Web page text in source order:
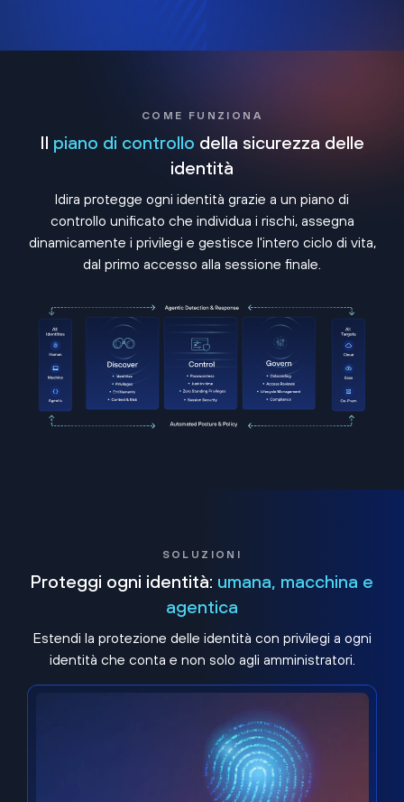
COME FUNZIONA
Il piano di controllo della sicurezza delle
identità
Idira protegge ogni identità grazie a un piano di
controllo unificato che individua i rischi, assegna
dinamicamente i privilegi e gestisce l'intero ciclo di vita,
dal primo accesso alla sessione finale.
SOLUZIONI
Proteggi ogni identità: umana, macchina e
agentica
Estendi la protezione delle identità con privilegi a ogni
identità che conta e non solo agli amministratori.